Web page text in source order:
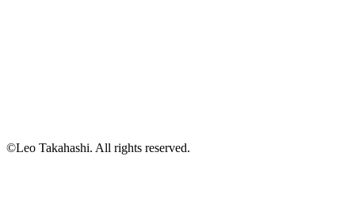
©Leo Takahashi. All rights reserved.